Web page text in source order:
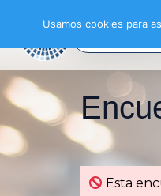
Esta
Usamos cookies para